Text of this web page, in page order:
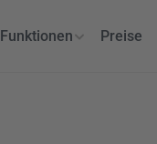
Funktionen Preise